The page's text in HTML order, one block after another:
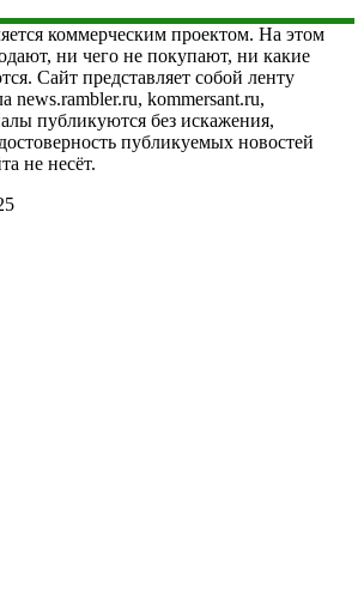
коммерческим проектом. На этом
ни чего не покупают, ни какие
Сайт представляет собой ленту
news.rambler.ru, kommersant.ru,
публикуются без искажения,
публикуемых новостей
не несёт.